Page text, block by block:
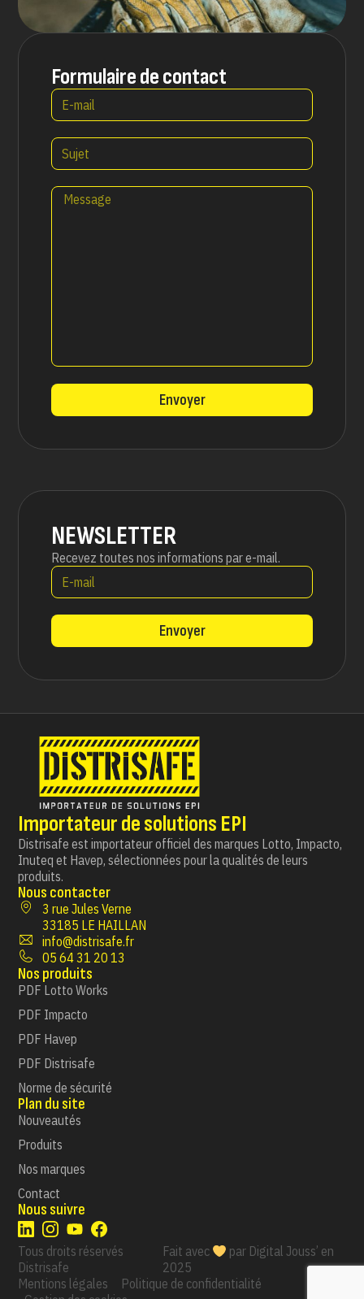
Formulaire de contact
Envoyer
NEWSLETTER
Recevez toutes nos informations par e-mail.
Envoyer
Importateur de solutions EPI
Distrisafe est importateur officiel des marques Lotto, Impacto,
Inuteq et Havep, sélectionnées pour la qualités de leurs
produits.
Nous contacter
3 rue Jules Verne
33185 LE HAILLAN
info@distrisafe.fr
05 64 31 20 13
Nos produits
PDF Lotto Works
PDF Impacto
PDF Havep
PDF Distrisafe
Norme de sécurité
Plan du site
Nouveautés
Produits
Nos marques
Contact
Nous suivre
Tous droits réservés
Distrisafe
Fait avec parDigital Jouss’ en
2025
Mentions légales
Politique de confidentialité